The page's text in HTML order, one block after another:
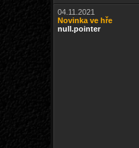
04.11.2021
Novinka ve hře
null.pointer